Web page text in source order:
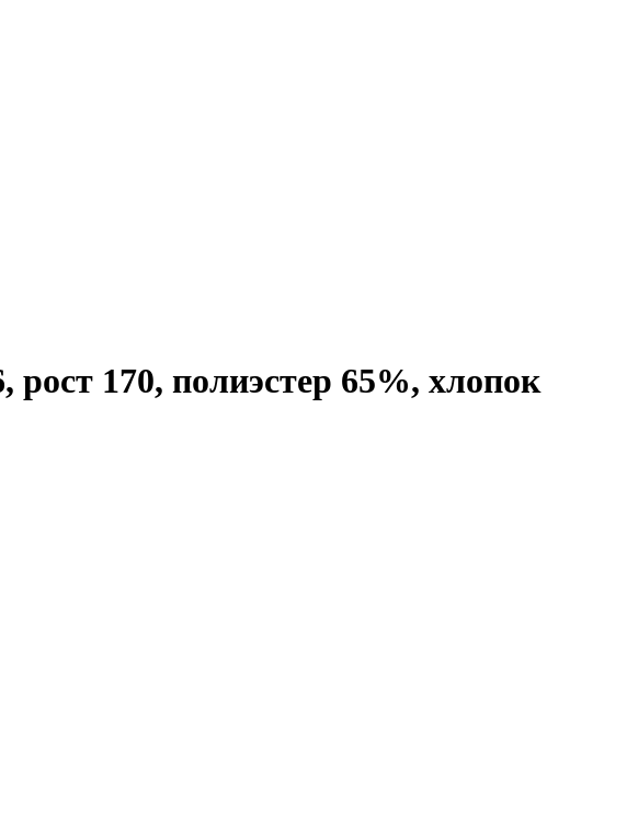
170, полиэстер 65%, хлопок